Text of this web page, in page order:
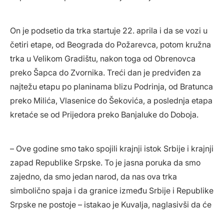
On je podsetio da trka startuje 22. aprila i da se vozi u
četiri etape, od Beograda do Požarevca, potom kružna
trka u Velikom Gradištu, nakon toga od Obrenovca
preko Šapca do Zvornika. Treći dan je predviđen za
najtežu etapu po planinama blizu Podrinja, od Bratunca
preko Milića, Vlasenice do Šekovića, a poslednja etapa
kretaće se od Prijedora preko Banjaluke do Doboja.
– Ove godine smo tako spojili krajnji istok Srbije i krajnji
zapad Republike Srpske. To je jasna poruka da smo
zajedno, da smo jedan narod, da nas ova trka
simbolično spaja i da granice između Srbije i Republike
Srpske ne postoje – istakao je Kuvalja, naglasivši da će